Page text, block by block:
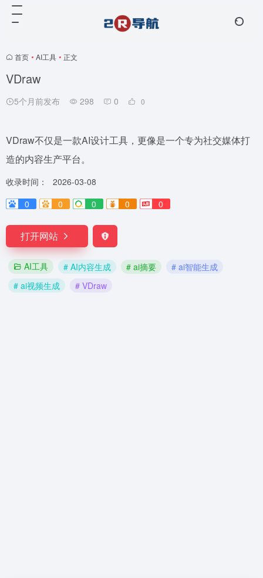
首页 • AI工具 • 正文
VDraw
5个月前发布 298 0 0
VDraw不仅是一款AI设计工具，更像是一个专为社交媒体打
造的内容生产平台。
收录时间：
2026-03-08
0
0 0 0 0
打开网站
AI工具 # AI内容生成 # ai摘要
# ai智能生成
# ai视频生成
# VDraw